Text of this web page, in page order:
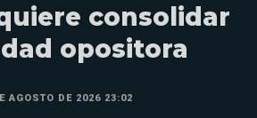
consolidar
opositora
AGOSTO DE 2026 23:02